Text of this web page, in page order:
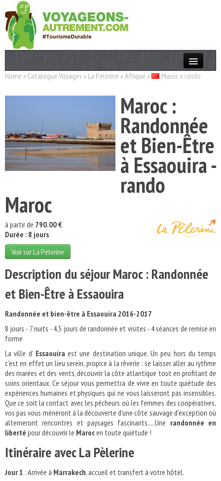
Actualités
T. Responsable
Acteurs
Thèmes
Home » Catalogue Voyages » La Pèlerine »Afrique » Maroc » rando
Maroc :
Randonnée
et Bien-Être
à Essaouira -
rando
Maroc
à partir de 790.00 €
Durée : 8 jours
Voir sur La Pèlerine
Description du séjour Maroc : Randonnée
et Bien-Être à Essaouira
Randonnée et bien-être à Essaouira 2016-2017
8 jours - 7 nuits - 4,5 jours de randonnée et visites - 4 séances de remise en
forme
La ville d' Essaouira est une destination unique. Un peu hors du temps
c'est en effet un lieu serein, propice à la rêverie : se laisser aller au rythme
des marées et des vents, découvrir la côte atlantique tout en profitant de
soins orientaux. Ce séjour vous permettra de vivre en toute quiétude des
expériences humaines et physiques qui ne vous laisseront pas insensibles.
Que ce soit la contact avec les pécheurs où les femmes des coopératives,
vos pas vous mèneront à la découverte d'une côte sauvage d'exception où
alterneront rencontres et paysages fascinants.....Une randonnée en
liberté pour découvrir le Marocen toute quiétude !
Itinéraire avec La Pèlerine
Jour 1 : Arrivée à Marrakech, accueil et transfert à votre hôtel.